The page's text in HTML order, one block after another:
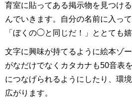
育室に貼ってある掲示物を見つけ
んでいきます。自分の名前に入っ
「ぼくの◯と同じだ！」ととても
文字に興味が持てるように絵本ゾ
がなだけでなくカタカナも50音表
につなげられるようにしたり、環
広がります。